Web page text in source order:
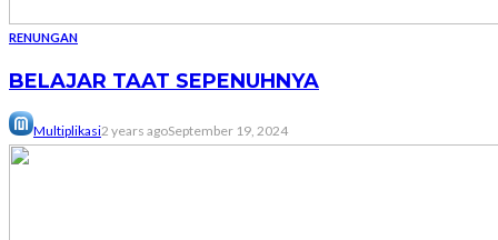
RENUNGAN
BELAJAR TAAT SEPENUHNYA
Multiplikasi2 years agoSeptember 19, 2024